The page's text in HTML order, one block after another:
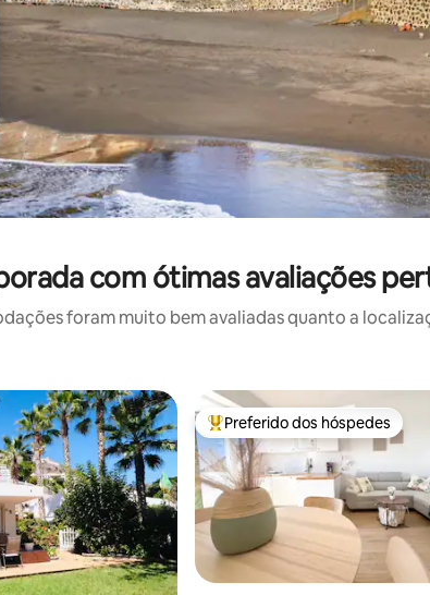
com ótimas avaliações
foram muito bem avaliadas quanto a
Entre os melhores preferidos
Preferido dos hóspedes